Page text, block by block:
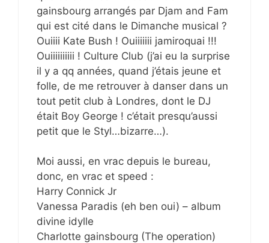
gainsbourg arrangés par Djam and Fam
qui est cité dans le Dimanche musical ?
Ouiiii Kate Bush ! Ouiiiiiii jamiroquai !!!
Ouiiiiiiiiii ! Culture Club (j’ai eu la surprise
il y a qq années, quand j’étais jeune et
folle, de me retrouver à danser dans un
tout petit club à Londres, dont le DJ
était Boy George ! c’était presqu’aussi
petit que le Styl…bizarre…).
Moi aussi, en vrac depuis le bureau,
donc, en vrac et speed :
Harry Connick Jr
Vanessa Paradis (eh ben oui) – album
divine idylle
Charlotte gainsbourg (The operation)